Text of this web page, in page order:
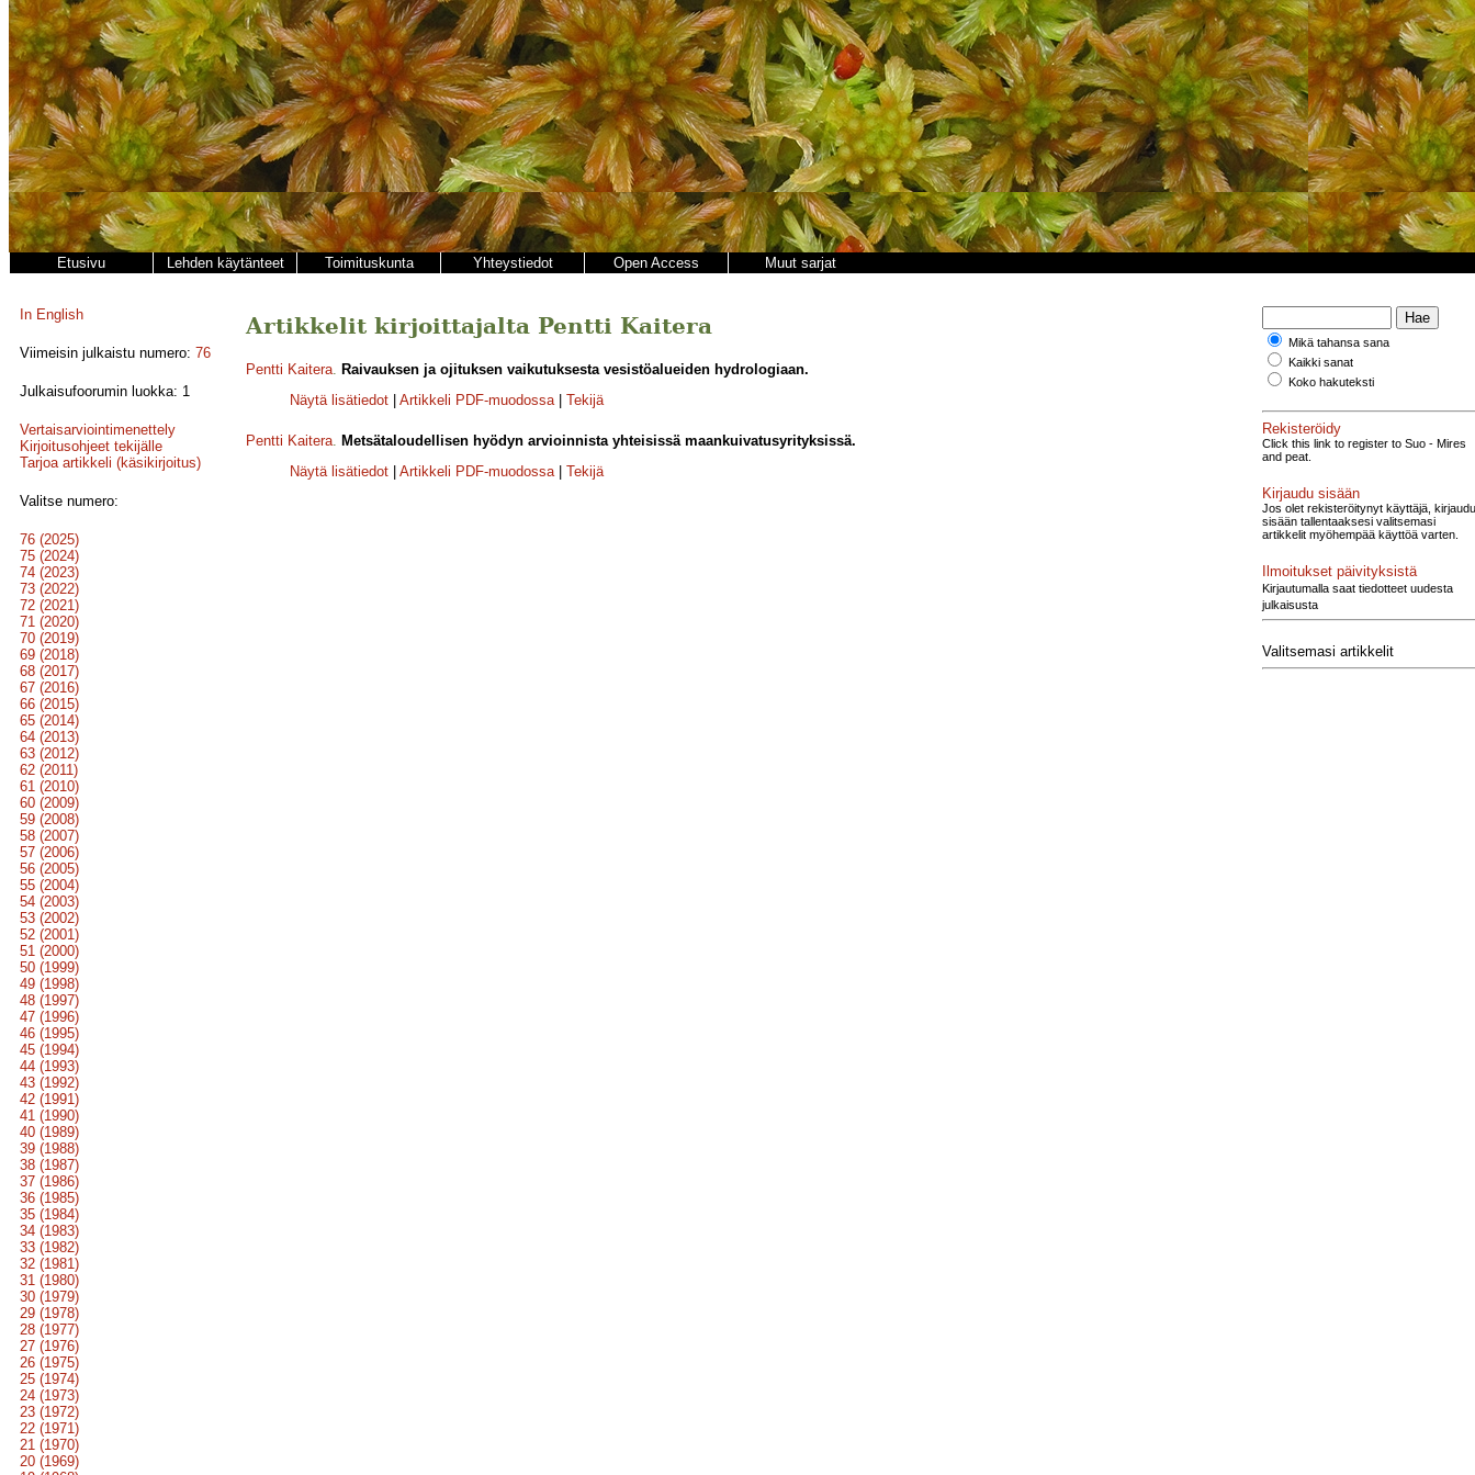
Etusivu Lehden käytänteet Toimituskunta Yhteystiedot Open Access Muut sarjat
In English
Viimeisin julkaistu numero: 76
Julkaisufoorumin luokka: 1
Vertaisarviointimenettely
Kirjoitusohjeet tekijälle
Tarjoa artikkeli (käsikirjoitus)
Valitse numero:
76 (2025)
75 (2024)
74 (2023)
73 (2022)
72 (2021)
71 (2020)
70 (2019)
69 (2018)
68 (2017)
67 (2016)
66 (2015)
65 (2014)
64 (2013)
63 (2012)
62 (2011)
61 (2010)
60 (2009)
59 (2008)
58 (2007)
57 (2006)
56 (2005)
55 (2004)
54 (2003)
53 (2002)
52 (2001)
51 (2000)
50 (1999)
49 (1998)
48 (1997)
47 (1996)
46 (1995)
45 (1994)
44 (1993)
43 (1992)
42 (1991)
41 (1990)
40 (1989)
39 (1988)
38 (1987)
37 (1986)
36 (1985)
35 (1984)
34 (1983)
33 (1982)
32 (1981)
31 (1980)
30 (1979)
29 (1978)
28 (1977)
27 (1976)
26 (1975)
25 (1974)
24 (1973)
23 (1972)
22 (1971)
21 (1970)
20 (1969)
Artikkelit kirjoittajalta Pentti Kaitera
Pentti Kaitera. Raivauksen ja ojituksen vaikutuksesta vesistöalueiden hydrologiaan.
Näytä lisätiedot
Artikkeli PDF-muodossa| Tekijä
Pentti Kaitera. Metsätaloudellisen hyödyn arvioinnista yhteisissä maankuivatusyrityksissä.
Näytä lisätiedot
Artikkeli PDF-muodossa| Tekijä
Mikä tahansa sana
Kaikki sanat
Koko hakuteksti
Rekisteröidy
Click this link to register to Suo - Mires
and peat.
Kirjaudu sisään
Jos olet rekisteröitynyt käyttäjä, kirjaudu
sisään tallentaaksesi valitsemasi
artikkelit myöhempää käyttöä varten.
Ilmoitukset päivityksistä
Kirjautumalla saat tiedotteet uudesta
julkaisusta
Valitsemasi artikkelit